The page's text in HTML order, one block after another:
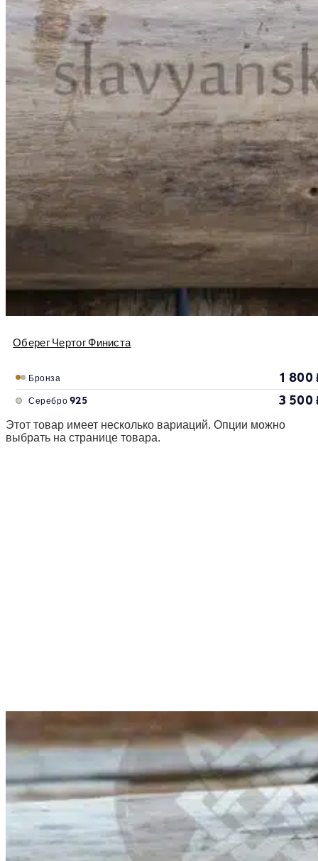
Оберег Чертог Финиста
Бронза 1 800
Серебро 925 3 500
Этот товар имеет несколько вариаций. Опции можно
выбрать на странице товара.